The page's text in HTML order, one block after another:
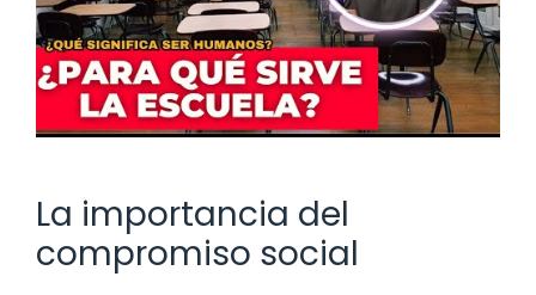
La importancia del
compromiso social